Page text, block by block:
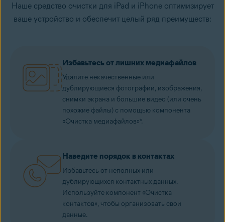
Наше средство очистки для iPad и iPhone оптимизирует
ваше устройство и обеспечит целый ряд преимуществ:
Избавьтесь от лишних медиафайлов
Удалите некачественные или
дублирующиеся фотографии, изображения,
снимки экрана и большие видео (или очень
похожие файлы) с помощью компонента
«Очистка медиафайлов»*.
Наведите порядок в контактах
Избавьтесь от неполных или
дублирующихся контактных данных.
Используйте компонент «Очистка
контактов», чтобы организовать свои
данные.